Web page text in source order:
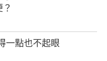
一點也不起眼